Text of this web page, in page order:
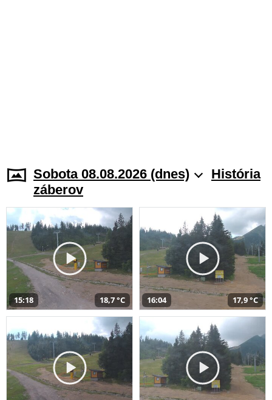
Sobota 08.08.2026 (dnes)
História
záberov
15:18 18,7 °C 16:04 17,9 °C